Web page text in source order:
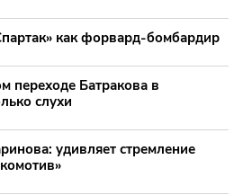
как форвард-бомбардир
переходе Батракова в
слухи
удивляет стремление